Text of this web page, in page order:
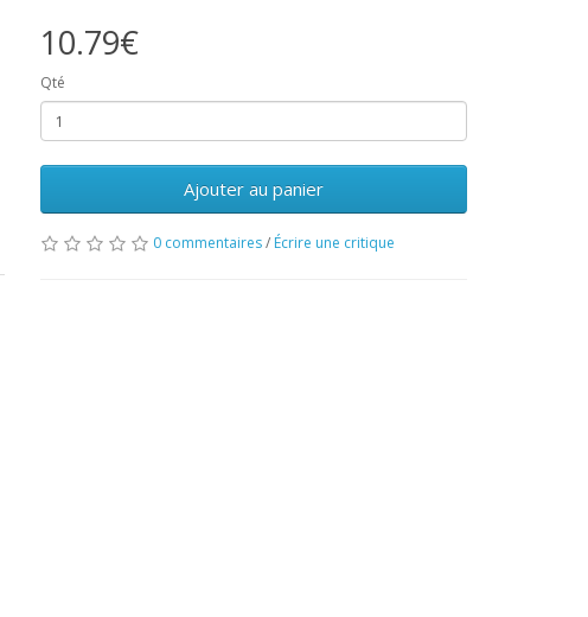
10.79€
Qté
Ajouter au panier
0 commentaires/ Écrire une critique